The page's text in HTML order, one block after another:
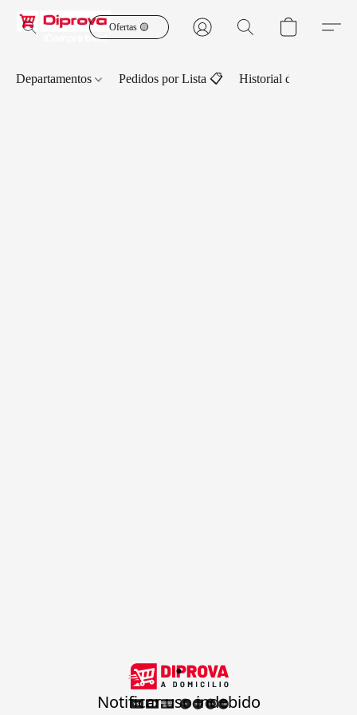
Ofertas 🟡
Departamentos Pedidos por Lista 📋 Historial de Pedidos
.
Notificar uso indebido